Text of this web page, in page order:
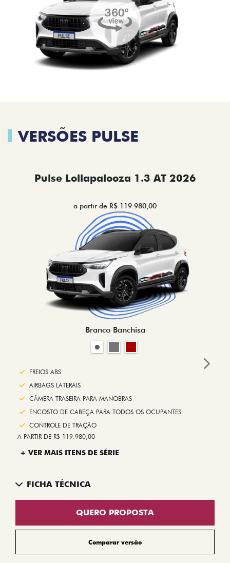
VERSÕES PULSE
Pulse Lollapalooza 1.3 AT 2026
a partir de R$ 119.980,00
Branco Banchisa
FREIOS ABS
AIRBAGS LATERAIS
CÂMERA TRASEIRA PARA MANOBRAS
ENCOSTO DE CABEÇA PARA TODOS OS OCUPANTES
CONTROLE DE TRAÇÃO
A PARTIR DE R$ 119.980,00
+ VER MAIS ITENS DE SÉRIE
FICHA TÉCNICA
QUERO PROPOSTA
Comparar versão
Next